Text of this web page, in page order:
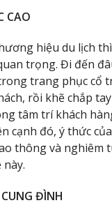
CAO
hiệu du lịch
trọng. Đi đến
trang phục cổ
rồi khẽ chắp
tâm trí khách
cạnh đó, ý thức
thông và nghiêm
ĐÌNH